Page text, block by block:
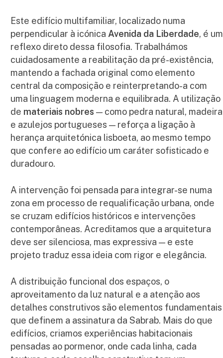
Este edifício multifamiliar, localizado numa
perpendicular à icónica Avenida da Liberdade, é um
reflexo direto dessa filosofia. Trabalhámos
cuidadosamente a reabilitação da pré-existência,
mantendo a fachada original como elemento
central da composição e reinterpretando-a com
uma linguagem moderna e equilibrada. A utilização
de materiais nobres — como pedra natural, madeira
e azulejos portugueses — reforça a ligação à
herança arquitetónica lisboeta, ao mesmo tempo
que confere ao edifício um caráter sofisticado e
duradouro.
A intervenção foi pensada para integrar-se numa
zona em processo de requalificação urbana, onde
se cruzam edifícios históricos e intervenções
contemporâneas. Acreditamos que a arquitetura
deve ser silenciosa, mas expressiva — e este
projeto traduz essa ideia com rigor e elegância.
A distribuição funcional dos espaços, o
aproveitamento da luz natural e a atenção aos
detalhes construtivos são elementos fundamentais
que definem a assinatura da Sabrab. Mais do que
edifícios, criamos experiências habitacionais
pensadas ao pormenor, onde cada linha, cada